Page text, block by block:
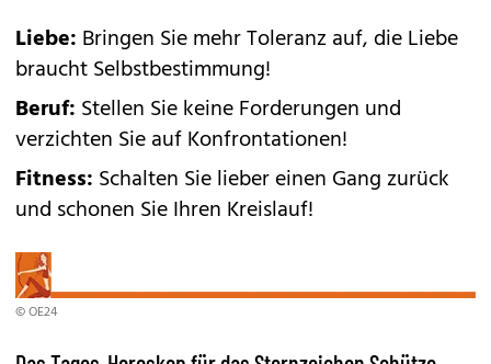
Liebe: Bringen Sie mehr Toleranz auf, die Liebe
braucht Selbstbestimmung!
Beruf: Stellen Sie keine Forderungen und
verzichten Sie auf Konfrontationen!
Fitness: Schalten Sie lieber einen Gang zurück
und schonen Sie Ihren Kreislauf!
© OE24